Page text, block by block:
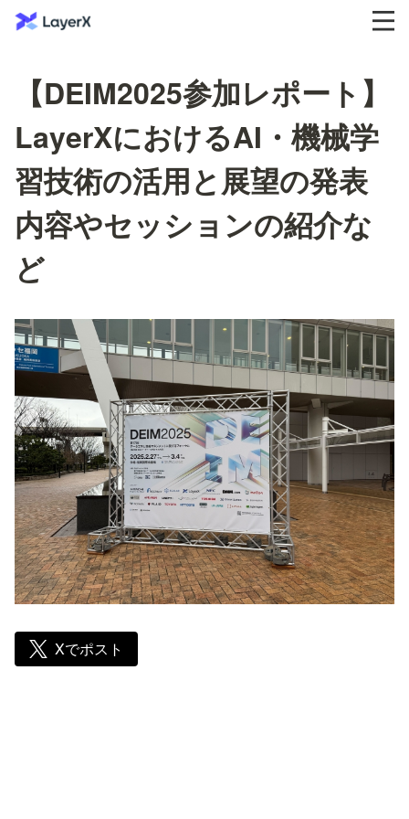
【DEIM2025参加レポート】
LayerXにおけるAI・機械学
習技術の活用と展望の発表
内容やセッションの紹介な
ど
Xでポスト